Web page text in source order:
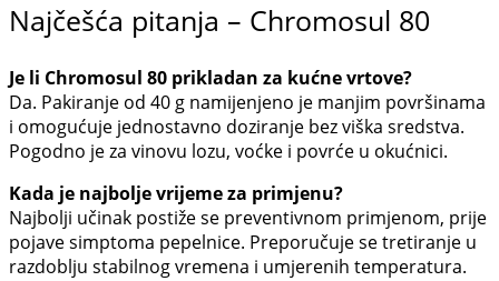
Najčešća pitanja – Chromosul 80
Je li Chromosul 80 prikladan za kućne vrtove?
Da. Pakiranje od 40 g namijenjeno je manjim površinama
i omogućuje jednostavno doziranje bez viška sredstva.
Pogodno je za vinovu lozu, voćke i povrće u okućnici.
Kada je najbolje vrijeme za primjenu?
Najbolji učinak postiže se preventivnom primjenom, prije
pojave simptoma pepelnice. Preporučuje se tretiranje u
razdoblju stabilnog vremena i umjerenih temperatura.